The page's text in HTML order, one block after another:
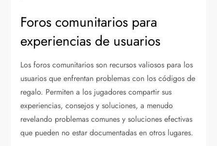
Foros comunitarios para
experiencias de usuarios
Los foros comunitarios son recursos valiosos para los
usuarios que enfrentan problemas con los códigos de
regalo. Permiten a los jugadores compartir sus
experiencias, consejos y soluciones, a menudo
revelando problemas comunes y soluciones efectivas
que pueden no estar documentadas en otros lugares.